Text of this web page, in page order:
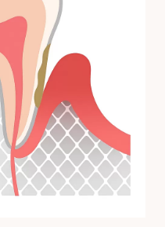
を末長く支
えてまいり
ます。